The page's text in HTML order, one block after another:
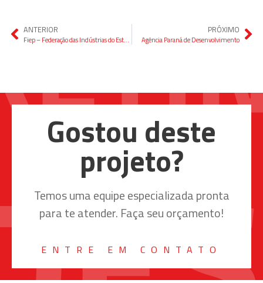
ANTERIOR
Fiep – Federação das Indústrias do Estado do Paraná
PRÓXIMO
Agência Paraná de Desenvolvimento
Gostou deste
projeto?
Temos uma equipe especializada pronta
para te atender. Faça seu orçamento!
ENTRE EM CONTATO